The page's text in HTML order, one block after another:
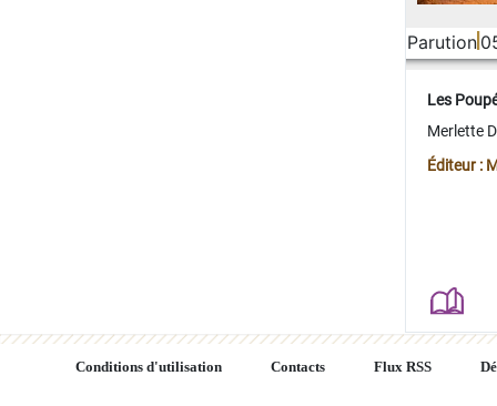
Parution
Les
Merlette
Éditeur :
Conditions d'utilisation Contacts Flux RSS